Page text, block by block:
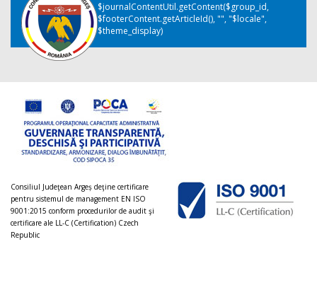
$journalContentUtil.getContent($group_id,
$footerContent.getArticleId(), "", "$locale",
$theme_display)
Consiliul Judeţean Argeș deţine certificare
pentru sistemul de management EN ISO
9001:2015 conform procedurilor de audit şi
certificare ale LL-C (Certification) Czech
Republic